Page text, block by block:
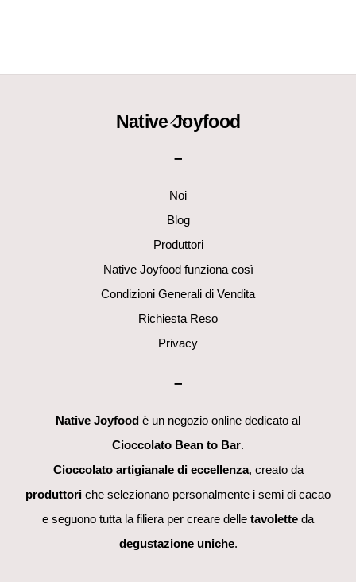
Back
Native Joyfood
–
Noi
Blog
Produttori
Native Joyfood funziona così
Condizioni Generali di Vendita
Richiesta Reso
Privacy
–
Native Joyfood è un negozio online dedicato al
Cioccolato Bean to Bar.
Cioccolato artigianale di eccellenza, creato da
produttori che selezionano personalmente i semi di cacao
e seguono tutta la filiera per creare delle tavolette da
degustazione uniche.